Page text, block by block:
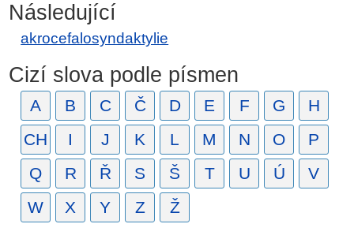
Následující
akrocefalosyndaktylie
Cizí slova podle písmen
A B C Č D E F G
H
CH
I J K L M N O
P
Q
R Ř S Š T U Ú
V
W
X Y Z Ž